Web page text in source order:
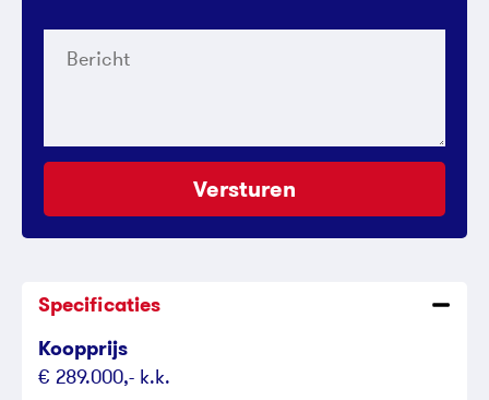
Versturen
Specificaties
Koopprijs
€ 289.000,- k.k.